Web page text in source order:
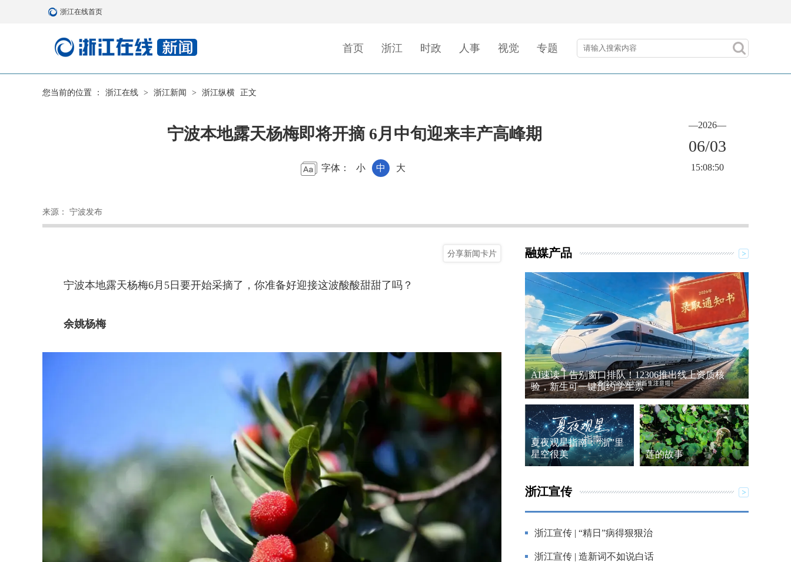
浙江在线首页
首页 浙江 时政 人事 视觉 专题
您当前的位置 ： 浙江在线 > 浙江新闻 > 浙江纵横 正文
宁波本地露天杨梅即将开摘 6月中旬迎来丰产高峰期
字体： 小 中 大
—2026—
06/03
15:08:50
来源： 宁波发布
分享新闻卡片
宁波本地露天杨梅6月5日要开始采摘了，你准备好迎接这波酸酸甜甜了吗？
余姚杨梅
融媒产品
AI速读丨告别窗口排队！12306推出线上资质核
验，新生可一键预约学生票
夏夜观星指南：“浙”里
星空很美
莲的故事
浙江宣传
浙江宣传 | “精日”病得狠狠治
浙江宣传 | 造新词不如说白话